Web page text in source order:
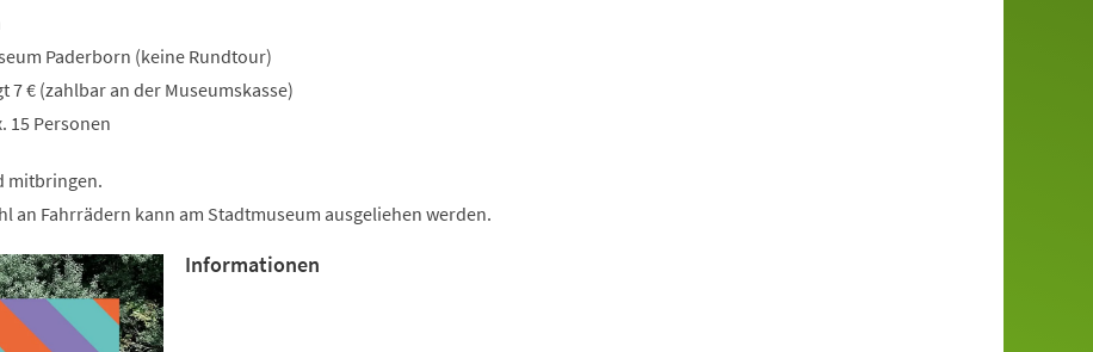
Paderborn (keine Rundtour)
7 € (zahlbar an der Museumskasse)
15 Personen
mitbringen.
an Fahrrädern kann am Stadtmuseum ausgeliehen werden.
Informationen